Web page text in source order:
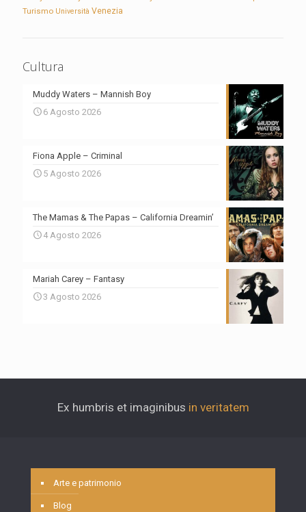
Turismo Università Venezia
Cultura
Muddy Waters – Mannish Boy
6 Agosto 2026
Fiona Apple – Criminal
5 Agosto 2026
The Mamas & The Papas – California Dreamin’
4 Agosto 2026
Mariah Carey – Fantasy
3 Agosto 2026
Ex humbris et imaginibus in veritatem
Arte e patrimonio
Blog